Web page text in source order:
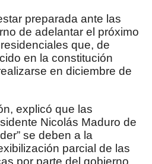
preparada ante las
de adelantar el próximo
que, de
en la constitución
en diciembre de
explicó que las
Nicolás Maduro de
se deben a la
parcial de las
por parte del gobierno